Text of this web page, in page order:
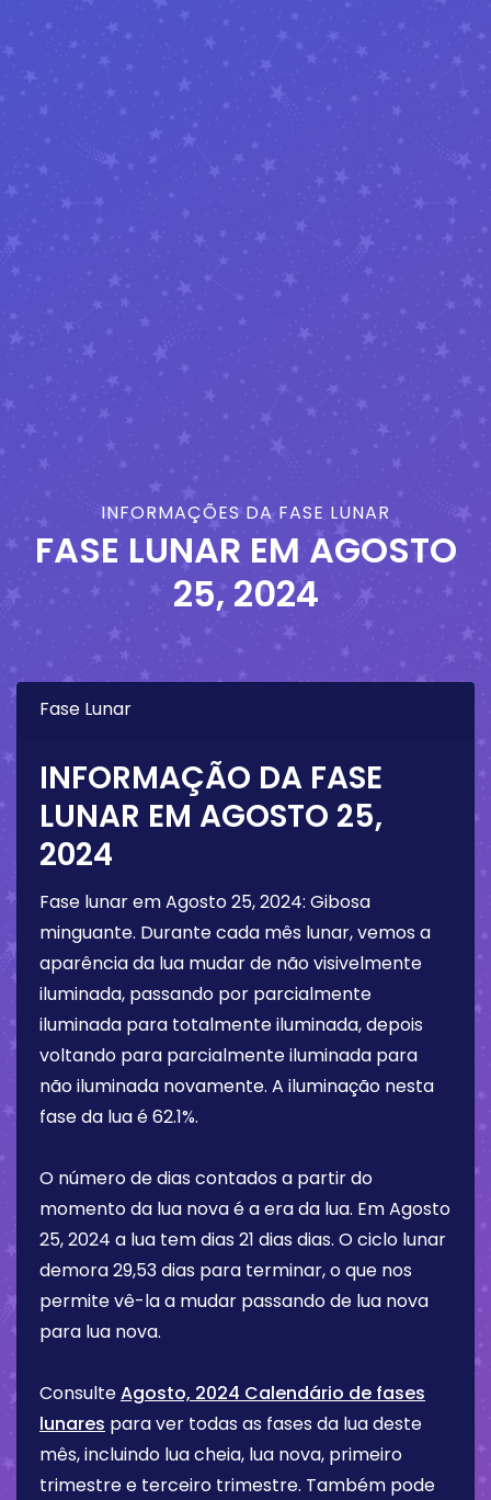
INFORMAÇÕES DA FASE LUNAR
FASE LUNAR EM AGOSTO
25, 2024
Fase Lunar
INFORMAÇÃO DA FASE
LUNAR EM AGOSTO 25,
2024
Fase lunar emAgosto 25, 2024: Gibosa
minguante. Durante cada mês lunar, vemos a
aparência da lua mudar de não visivelmente
iluminada, passando por parcialmente
iluminada para totalmente iluminada, depois
voltando para parcialmente iluminada para
não iluminada novamente. A iluminação nesta
fase da lua é62.1%.
O número de dias contados a partir do
momento da lua nova é a era da lua. EmAgosto
25, 2024 a lua tem dias 21 dias dias. O ciclo lunar
demora 29,53 dias para terminar, o que nos
permite vê-la a mudar passando de lua nova
para lua nova.
ConsulteAgosto, 2024 Calendário de fases
lunares para ver todas as fases da lua deste
mês, incluindo lua cheia, lua nova, primeiro
trimestre e terceiro trimestre. Também pode